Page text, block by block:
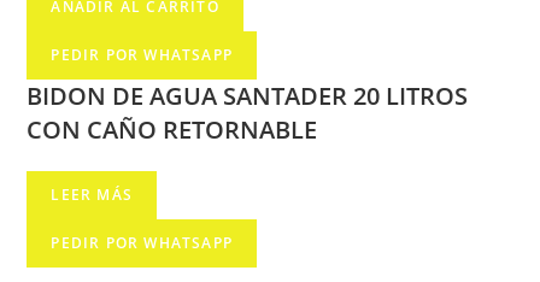
AÑADIR AL CARRITO
PEDIR POR WHATSAPP
BIDON DE AGUA SANTADER 20 LITROS
CON CAÑO RETORNABLE
LEER MÁS
PEDIR POR WHATSAPP